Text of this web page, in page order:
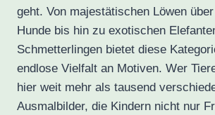
geht. Von majestätischen Löwen
Hunde bis hin zu exotischen
Schmetterlingen bietet diese
endlose Vielfalt an Motiven. Wer
hier weit mehr als tausend
Ausmalbilder, die Kindern nicht nur